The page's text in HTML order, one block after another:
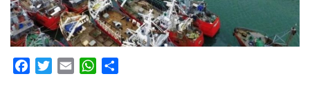
FacebookTwitterEmail WhatsApp